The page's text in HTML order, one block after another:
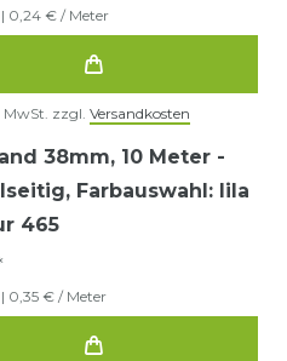
| 0,24 € / Meter
MwSt. zzgl. Versandkosten
38mm, 10 Meter -
, Farbauswahl: lila
465
| 0,35 € / Meter